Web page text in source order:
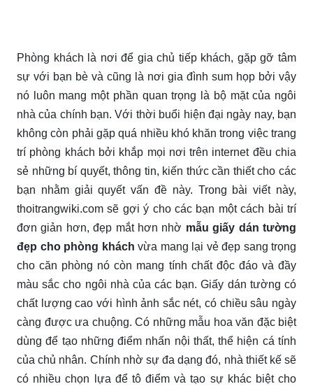
Phòng khách là nơi để gia chủ tiếp khách, gặp gỡ tâm
sự với bạn bè và cũng là nơi gia đình sum họp bởi vậy
nó luôn mang một phần quan trọng là bộ mặt của ngôi
nhà của chính bạn. Với thời buổi hiện đại ngày nay, bạn
không còn phải gặp quá nhiều khó khăn trong việc trang
trí phòng khách bởi khắp mọi nơi trên internet đều chia
sẻ những bí quyết, thông tin, kiến thức cần thiết cho các
bạn nhằm giải quyết vấn đề này. Trong bài viết này,
thoitrangwiki.com sẽ gợi ý cho các bạn một cách bài trí
đơn giản hơn, đẹp mắt hơn nhờ mẫu giấy dán tường
đẹp cho phòng khách vừa mang lại vẻ đẹp sang trọng
cho căn phòng nó còn mang tính chất độc đáo và đầy
màu sắc cho ngôi nhà của các bạn. Giấy dán tường có
chất lượng cao với hình ảnh sắc nét, có chiều sâu ngày
càng được ưa chuộng. Có những mẫu hoa văn đặc biệt
dùng để tạo những điểm nhấn nội thất, thể hiện cá tính
của chủ nhân. Chính nhờ sự đa dạng đó, nhà thiết kế sẽ
có nhiều chọn lựa để tô điểm và tạo sự khác biệt cho